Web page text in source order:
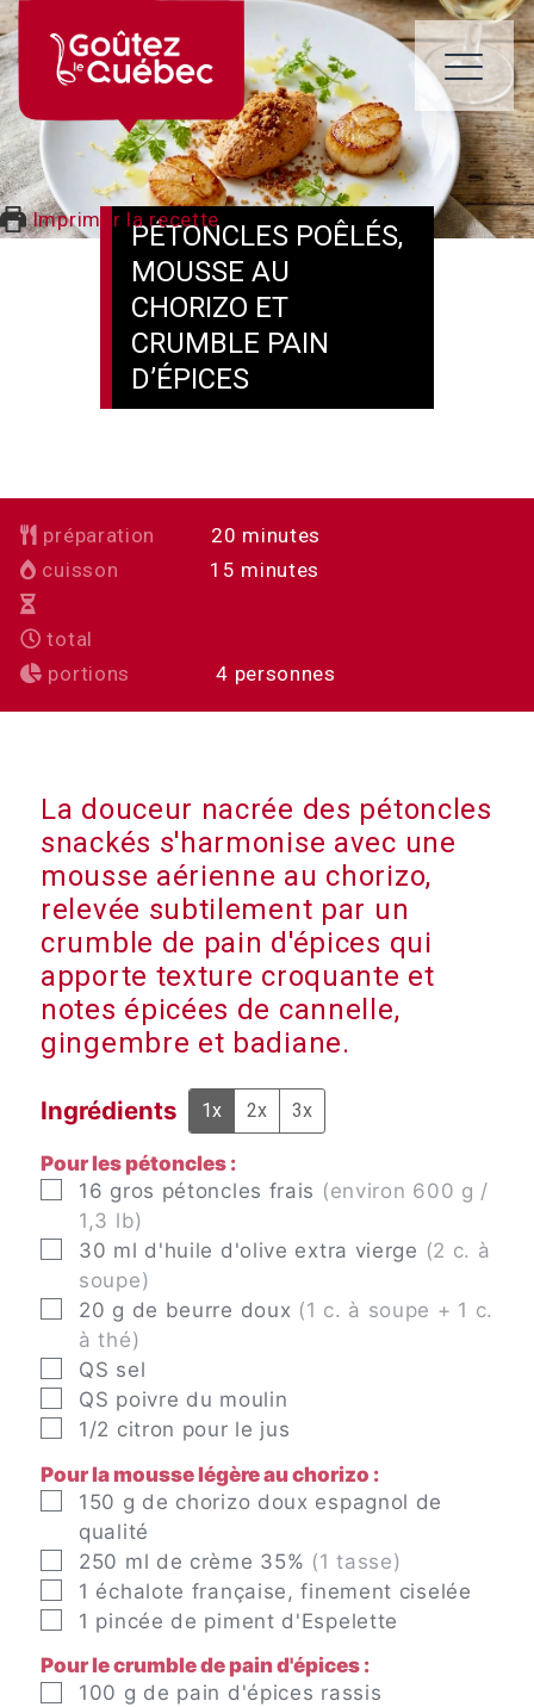
Skip
to
content
PÉTONCLES POÊLÉS,
MOUSSE AU
CHORIZO ET
CRUMBLE PAIN
D’ÉPICES
préparation 20 minutes
minutes
cuisson
15 minutes
minutes
total
portions
4 personnes
La douceur nacrée des pétoncles
snackés s'harmonise avec une
mousse aérienne au chorizo,
relevée subtilement par un
crumble de pain d'épices qui
apporte texture croquante et
notes épicées de cannelle,
gingembre et badiane.
Ingrédients 1x 2x 3x
Pour les pétoncles :
▢
16 gros pétoncles frais (environ 600 g /
1,3 lb)
▢
30 ml d'huile d'olive extra vierge (2 c. à
soupe)
▢
20 g de beurre doux (1 c. à soupe + 1 c.
à thé)
▢
QS sel
▢
QS poivre du moulin
▢
1/2 citron pour le jus
Pour la mousse légère au chorizo :
▢
150 g de chorizo doux espagnol de
qualité
▢
250 ml de crème 35% (1 tasse)
▢
1 échalote française, finement ciselée
▢
1 pincée de piment d'Espelette
Pour le crumble de pain d'épices :
▢
100 g de pain d'épices rassis
Imprimer la recette